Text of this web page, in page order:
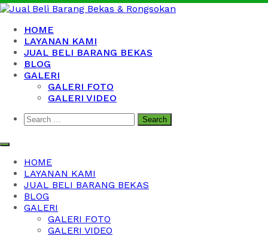
Skip
to
content
Jual Beli Barang Bekas & Rongsokan
Barang Bekas Kantor, Kabel Bekas, Besi Tua dan Logam
Bekas
HOME
LAYANAN KAMI
JUAL BELI BARANG BEKAS
BLOG
GALERI
GALERI FOTO
GALERI VIDEO
Search
for:
HOME
LAYANAN KAMI
JUAL BELI BARANG BEKAS
BLOG
GALERI
GALERI FOTO
GALERI VIDEO